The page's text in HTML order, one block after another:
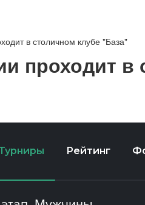
в столичном клубе "База"
проходит